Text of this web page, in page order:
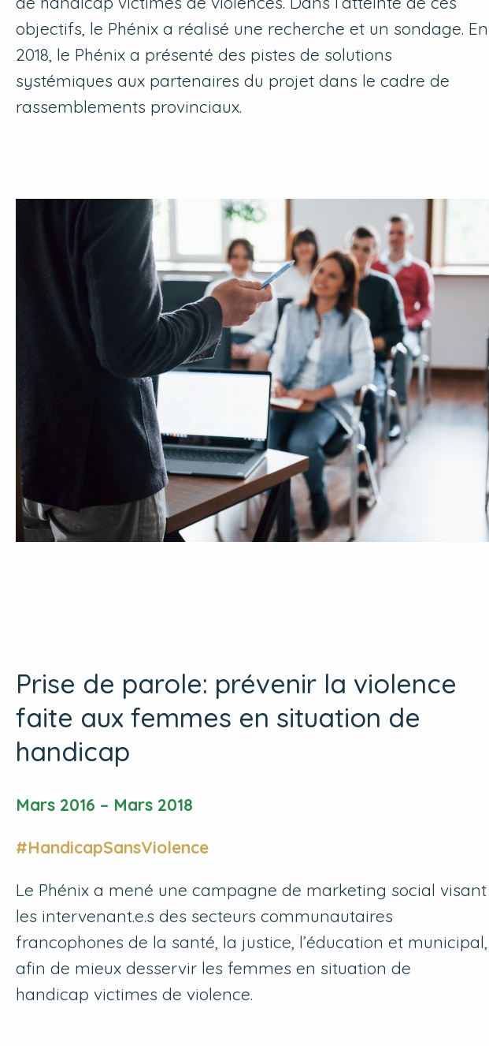
objectifs, le Phénix a réalisé une recherche et un sondage. En
2018, le Phénix a présenté des pistes de solutions
systémiques aux partenaires du projet dans le cadre de
rassemblements provinciaux.
Prise de parole: prévenir la violence
faite aux femmes en situation de
handicap
Mars 2016 – Mars 2018
#HandicapSansViolence
Le Phénix a mené une campagne de marketing social visant
les intervenant.e.s des secteurs communautaires
francophones de la santé, la justice, l’éducation et municipal,
afin de mieux desservir les femmes en situation de
handicap victimes de violence.